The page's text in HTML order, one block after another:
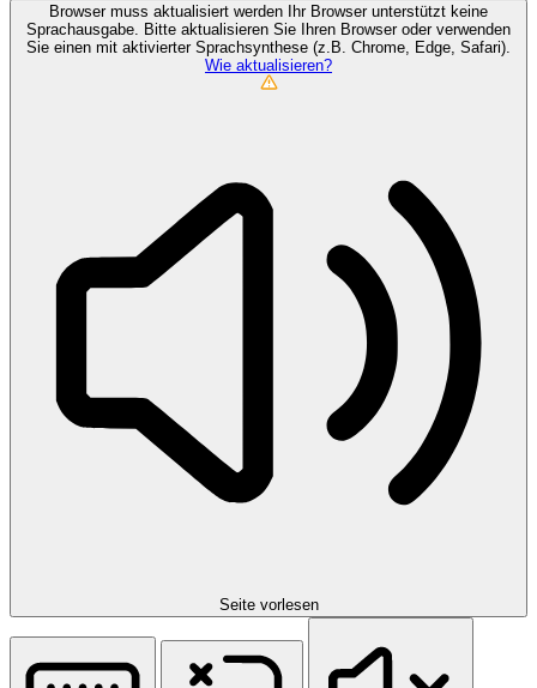
Browser muss aktualisiert werden
Ihr Browser unterstützt keine
Sprachausgabe. Bitte aktualisieren Sie Ihren Browser oder verwenden
Sie einen mit aktivierter Sprachsynthese (z.B. Chrome, Edge, Safari).
Wie aktualisieren?
Seite vorlesen